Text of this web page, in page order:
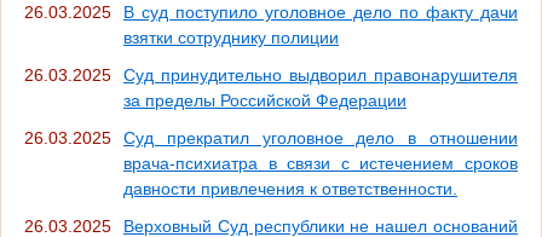
26.03.2025
В суд поступило уголовное дело по факту дачи
взятки сотруднику полиции
26.03.2025
Суд принудительно выдворил правонарушителя
за пределы Российской Федерации
26.03.2025
Суд прекратил уголовное дело в отношении
врача-психиатра в связи с истечением сроков
давности привлечения к ответственности.
26.03.2025
Верховный Суд республики не нашел оснований